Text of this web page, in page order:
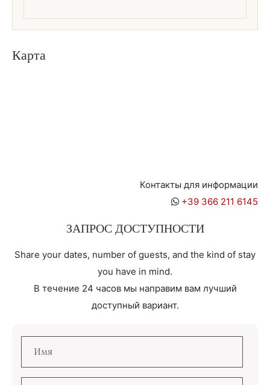
Карта
Контакты для информации
+39 366 211 6145
ЗАПРОС ДОСТУПНОСТИ
Share your dates, number of guests, and the kind of stay
you have in mind.
В течение 24 часов мы направим вам лучший
доступный вариант.